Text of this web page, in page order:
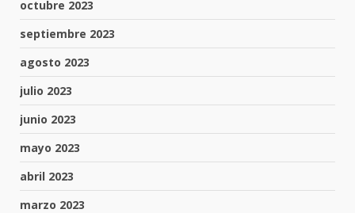
octubre 2023
septiembre 2023
agosto 2023
julio 2023
junio 2023
mayo 2023
abril 2023
marzo 2023